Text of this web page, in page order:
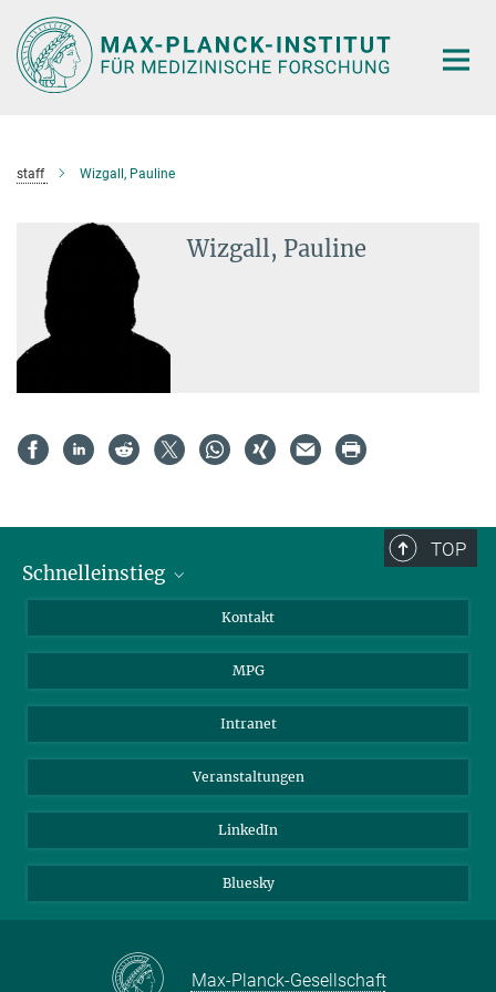
Hauptinhalt
staff Wizgall, Pauline
Wizgall, Pauline
TOP
Schnelleinstieg
Wissenschaftler*innen
Studierende
Bewerber*innen
Kontakt
MPG
Intranet
Veranstaltungen
LinkedIn
Bluesky
Max-Planck-Gesellschaft